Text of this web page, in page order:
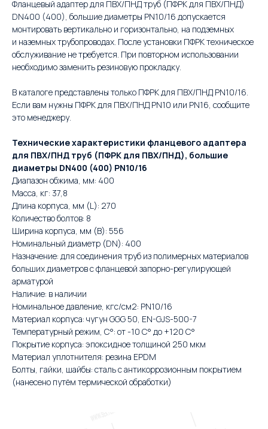
Фланцевый адаптер для ПВХ/ПНД труб (ПФРК для ПВХ/ПНД)
DN400 (400), большие диаметры PN10/16 допускается
монтировать вертикально и горизонтально, на подземных
и наземных трубопроводах. После установки ПФРК техническое
обслуживание не требуется. При повторном использовании
необходимо заменить резиновую прокладку.
В каталоге представлены только ПФРК для ПВХ/ПНД PN10/16.
Если вам нужны ПФРК для ПВХ/ПНД PN10 или PN16, сообщите
это менеджеру.
Технические характеристики фланцевого адаптера
для ПВХ/ПНД труб (ПФРК для ПВХ/ПНД), большие
диаметры DN400 (400) PN10/16
Диапазон обжима, мм: 400
Масса, кг: 37,8
Длина корпуса, мм (L): 270
Количество болтов: 8
Ширина корпуса, мм (B): 556
Номинальный диаметр (DN): 400
Назначение: для соединения труб из полимерных материалов
больших диаметров с фланцевой запорно-регулирующей
арматурой
Наличие: в наличии
Номинальное давление, кгс/см2: PN10/16
Материал корпуса: чугун GGG 50, EN-GJS-500-7
Температурный режим, С°: от -10 С° до +120 С°
Покрытие корпуса: эпоксидное толщиной 250 мкм
Материал уплотнителя: резина EPDM
Болты, гайки, шайбы: сталь с антикоррозионным покрытием
(нанесено путём термической обработки)